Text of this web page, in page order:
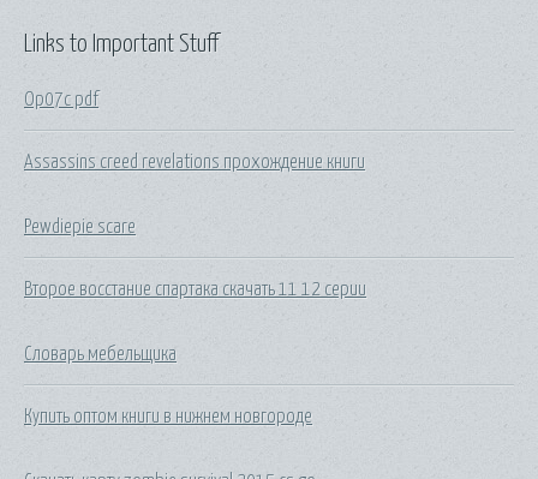
Links to Important Stuff
Op07c pdf
Assassins creed revelations прохождение книги
Pewdiepie scare
Второе восстание спартака скачать 11 12 серии
Словарь мебельщика
Купить оптом книги в нижнем новгороде